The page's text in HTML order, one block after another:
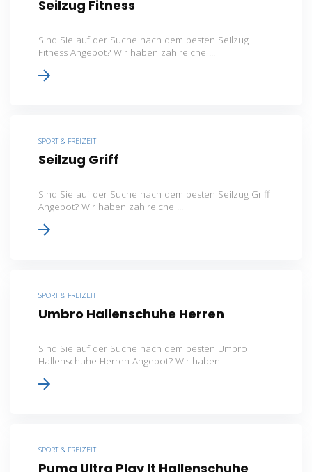
Seilzug Fitness
Sind Sie auf der Suche nach dem besten Seilzug
Fitness Angebot? Wir haben zahlreiche ...
SPORT & FREIZEIT
Seilzug Griff
Sind Sie auf der Suche nach dem besten Seilzug Griff
Angebot? Wir haben zahlreiche ...
SPORT & FREIZEIT
Umbro Hallenschuhe Herren
Sind Sie auf der Suche nach dem besten Umbro
Hallenschuhe Herren Angebot? Wir haben ...
SPORT & FREIZEIT
Puma Ultra Play It Hallenschuhe